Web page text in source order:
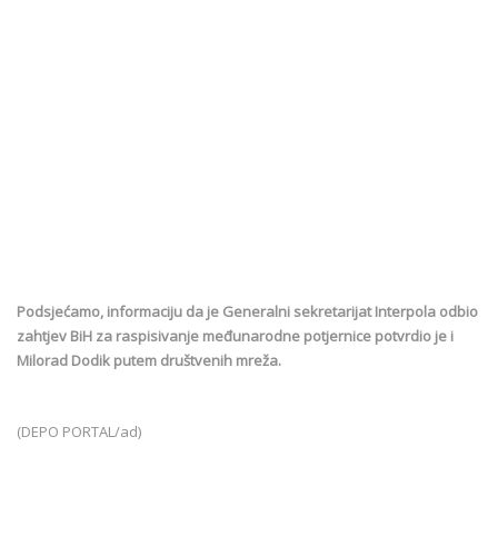
Podsjećamo, informaciju da je Generalni sekretarijat Interpola odbio
zahtjev BiH za raspisivanje međunarodne potjernice potvrdio je i
Milorad Dodik putem društvenih mreža.
(DEPO PORTAL/ad)